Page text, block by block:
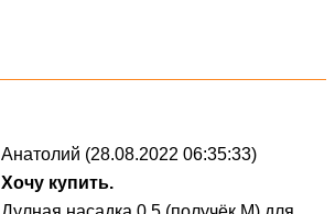
Анатолий (28.08.2022 06:35:33)
Хочу купить.